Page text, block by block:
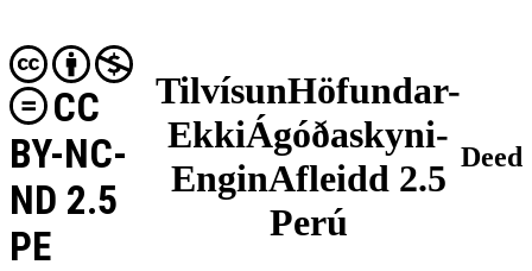
TilvísunHöfundar-
EkkiÁgóðaskyni-
EnginAfleidd 2.5
Perú
CC
BY-NC-
ND 2.5
PE
Deed